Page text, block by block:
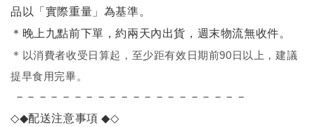
品以「實際重量」為基準。
＊晚上九點前下單，約兩天內出貨，週末物流無收件。
＊ 以消費者收受日算起，至少距有效日期前90日以上，建議
提早食用完畢。
－－－－－－－－－－－－－－－－－－－－
◇◆配送注意事項◆◇